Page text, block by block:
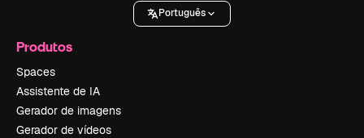
Português
Produtos
Spaces
Assistente de IA
Gerador de imagens
Gerador de vídeos